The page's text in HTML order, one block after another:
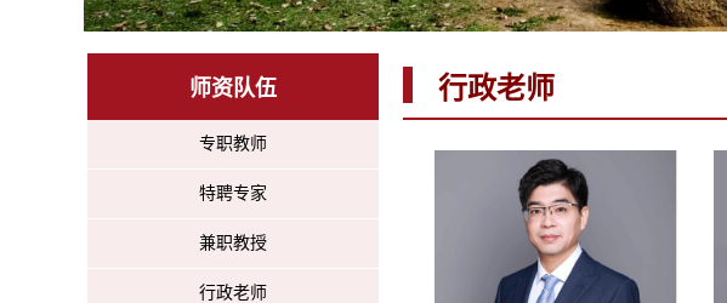
师资队伍
专职教师
特聘专家
兼职教授
行政老师
行政老师